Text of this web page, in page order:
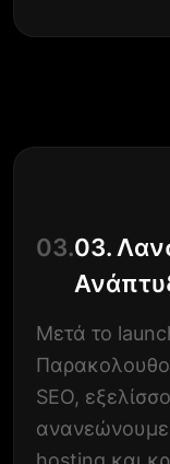
03.03.
Μετά το
SEO,
ανανεώνουμε